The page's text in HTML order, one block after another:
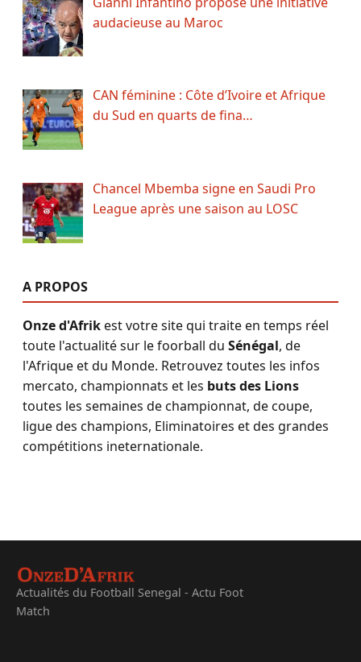
audacieuse au Maroc
CAN féminine : Côte d’Ivoire et Afrique
du Sud en quarts de fina…
Chancel Mbemba signe en Saudi Pro
League après une saison au LOSC
A PROPOS
Onze d'Afrikest votre site qui traite en temps réel
toute l'actualité sur le foorball du Sénégal, de
l'Afrique et du Monde. Retrouvez toutes les infos
mercato, championnats et les buts des Lions
toutes les semaines de championnat, de coupe,
ligue des champions, Eliminatoires et des grandes
compétitions ineternationale.
Actualités du Football Senegal - Actu Foot
Match